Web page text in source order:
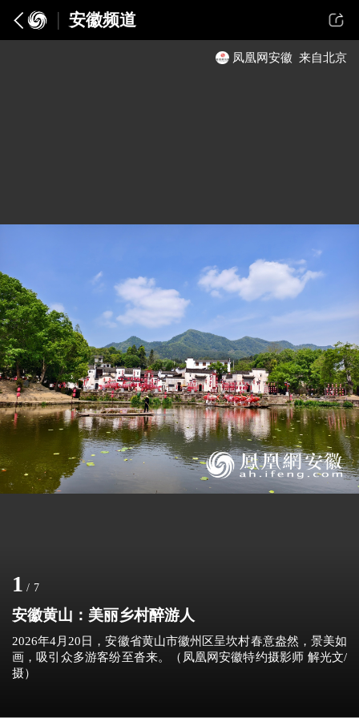
安徽频道
凤凰网安徽 来自北京
1 / 7
安徽黄山：美丽乡村醉游人
2026年4月20日，安徽省黄山市徽州区呈坎村春意盎然，景美如
画，吸引众多游客纷至沓来。（凤凰网安徽特约摄影师 解光文/
摄）